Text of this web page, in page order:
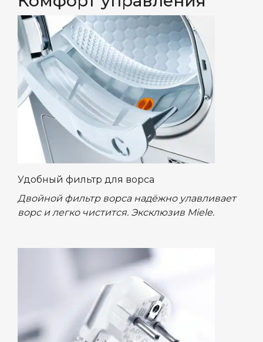
Удобный фильтр для ворса
Двойной фильтр ворса надёжно улавливает
ворс и легко чистится. Эксклюзив Miele.